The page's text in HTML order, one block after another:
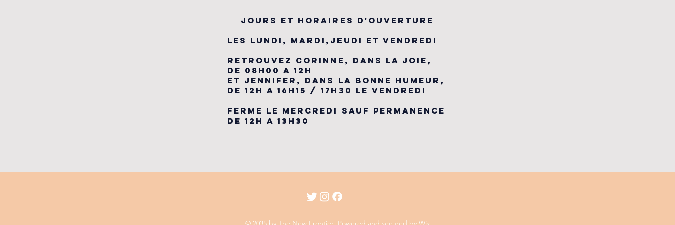
JOURS ET HORAIRES D'OUVERTURE
LES LUNDI, MARDI,JEUDI ET VENDREDI
RETROUVEZ CORINNE, DANS LA JOIE,
DE 08H00 A 12H
ET JENNIFER, DANS LA BONNE HUMEUR,
DE 12H A 16H15 / 17H30 LE VENDREDI
FERME LE MERCREDI SAUF PERMANENCE
DE 12H A 13H30